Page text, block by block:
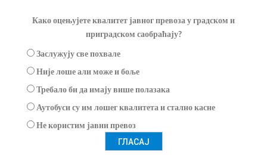
Како оцењујете квалитет јавног превоза у градском и
приградском саобраћају?
Заслужују све похвале
Није лоше али може и боље
Требало би да имају више полазака
Аутобуси су им лошег квалитета и стално касне
Не користим јавни превоз